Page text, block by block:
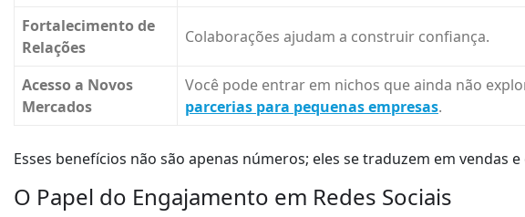
Fortalecimento de
Relações
Colaborações ajudam a construir confiança.
Acesso a Novos
Mercados
Você pode entrar em nichos que ainda não
parcerias para pequenas empresas.
Esses benefícios não são apenas números; eles se traduzem em vendas
O Papel do Engajamento em Redes Sociais